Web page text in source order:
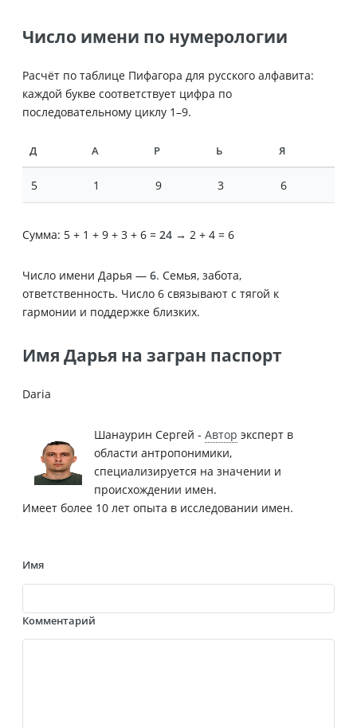
Число имени по нумерологии
Расчёт по таблице Пифагора для русского алфавита:
каждой букве соответствует цифра по
последовательному циклу 1–9.
Д А Р Ь Я
5 1 9 3 6
Сумма: 5 + 1 + 9 + 3 + 6 = 24 → 2 + 4 = 6
Число имени Дарья — 6. Семья, забота,
ответственность. Число 6 связывают с тягой к
гармонии и поддержке близких.
Имя Дарья на загран паспорт
Daria
Шанаурин Сергей - Автор эксперт в
области антропонимики,
специализируется на значении и
происхождении имен.
Имеет более 10 лет опыта в исследовании имен.
Имя
Комментарий